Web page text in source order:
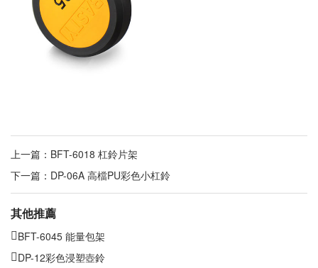
上一篇： BFT-6018 杠鈴片架
下一篇： DP-06A 高檔PU彩色小杠鈴
其他推薦
BFT-6045 能量包架
DP-12彩色浸塑壺鈴